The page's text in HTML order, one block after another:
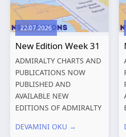
Title, limits
and other remarks
319
International chart
22.07.2026
New Edition Week 31
ADMIRALTY CHARTS AND
PUBLICATIONS NOW
PUBLISHED AND
AVAILABLE NEW
EDITIONS OF ADMIRALTY
PUBLICATIONS New
DEVAMINI OKU →